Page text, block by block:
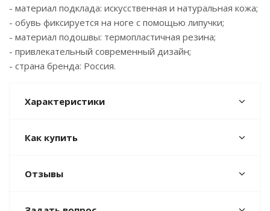
- материал подклада: искусственная и натуральная кожа;
- обувь фиксируется на ноге с помощью липучки;
- материал подошвы: термопластичная резина;
- привлекательный современный дизайн;
- страна бренда: Россия.
Характеристики
Как купить
Отзывы